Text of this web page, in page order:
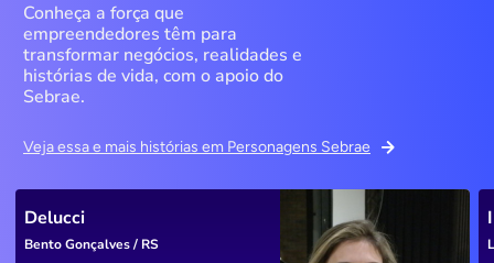
Conheça a força que
empreendedores têm para
transformar negócios, realidades e
histórias de vida, com o apoio do
Sebrae.
Veja essa e mais histórias em Personagens Sebrae
Delucci
Bento Gonçalves / RS